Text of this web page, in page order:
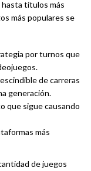
títulos más
más populares se
por turnos que
de carreras
generación.
que sigue causando
más
de juegos